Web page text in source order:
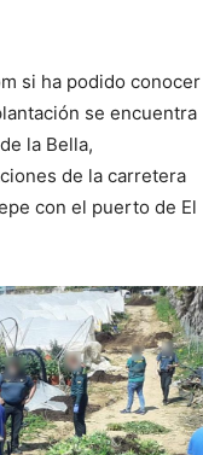
si ha podido conocer
se encuentra
la Bella,
de la carretera
con el puerto de El